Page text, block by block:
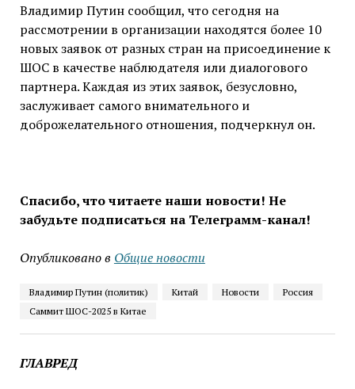
Владимир Путин сообщил, что сегодня на
рассмотрении в организации находятся более 10
новых заявок от разных стран на присоединение к
ШОС в качестве наблюдателя или диалогового
партнера. Каждая из этих заявок, безусловно,
заслуживает самого внимательного и
доброжелательного отношения, подчеркнул он.
Спасибо, что читаете наши новости! Не
забудьте подписаться на Телеграмм-канал!
Опубликовано в Общие новости
Владимир Путин (политик) Китай Новости
Россия
Саммит ШОС-2025 в Китае
ГЛАВРЕД